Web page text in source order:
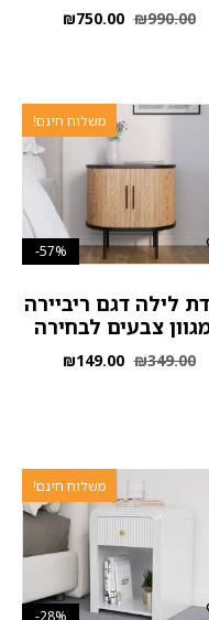
₪990.00
₪750.00
משלוח חינם!
57%-
לילה דגם ריביירה
צבעים לבחירה
₪349.00
₪149.00
משלוח חינם!
28%-